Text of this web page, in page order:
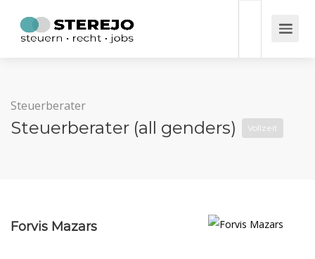
Steuerberater
Steuerberater (all genders) Vollzeit
Forvis Mazars